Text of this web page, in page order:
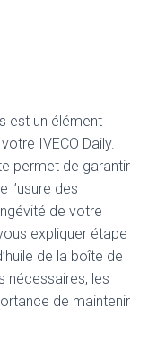
est un élément
IVECO Daily.
permet de garantir
l’usure des
de votre
expliquer étape
de la boîte de
nécessaires, les
de maintenir